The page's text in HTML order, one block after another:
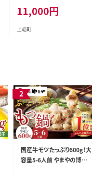
11,000円
上毛町
国産牛モツたっぷり600g！大
容量5-6人前 やまやの博多